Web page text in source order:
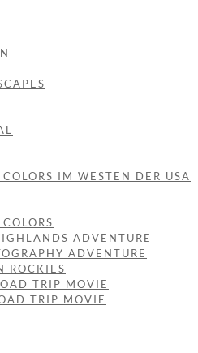
IM WESTEN DER USA
ADVENTURE
ADVENTURE
ROCKIES
TRIP MOVIE
TRIP MOVIE